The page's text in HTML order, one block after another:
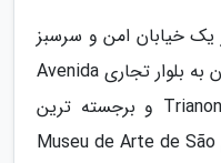
یک خیابان امن و سرسبز
ساخته شده و مسافران برای رسیدن به بلوار تجاری Avenida
Paulista، ایستگاه مترو Trianon Masp و برجسته ترین
گالری هنری آمریکای جنوبی با نام Museu de Arte de São